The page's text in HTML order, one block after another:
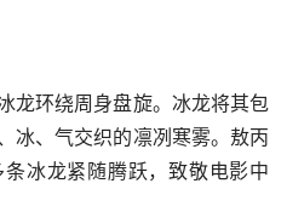
龙环绕周身盘旋。冰龙将其包
冰、气交织的凛冽寒雾。敖丙
冰龙紧随腾跃，致敬电影中